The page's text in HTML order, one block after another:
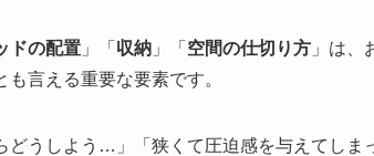
ドの配置 」「 収納 」「 空間の仕切り方 」は、
言える重要な要素です。
どうしよう…」「狭くて圧迫感を与えてし